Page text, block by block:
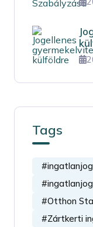
Tags
#ingatlanjog
#Otthon
#Zártkerti